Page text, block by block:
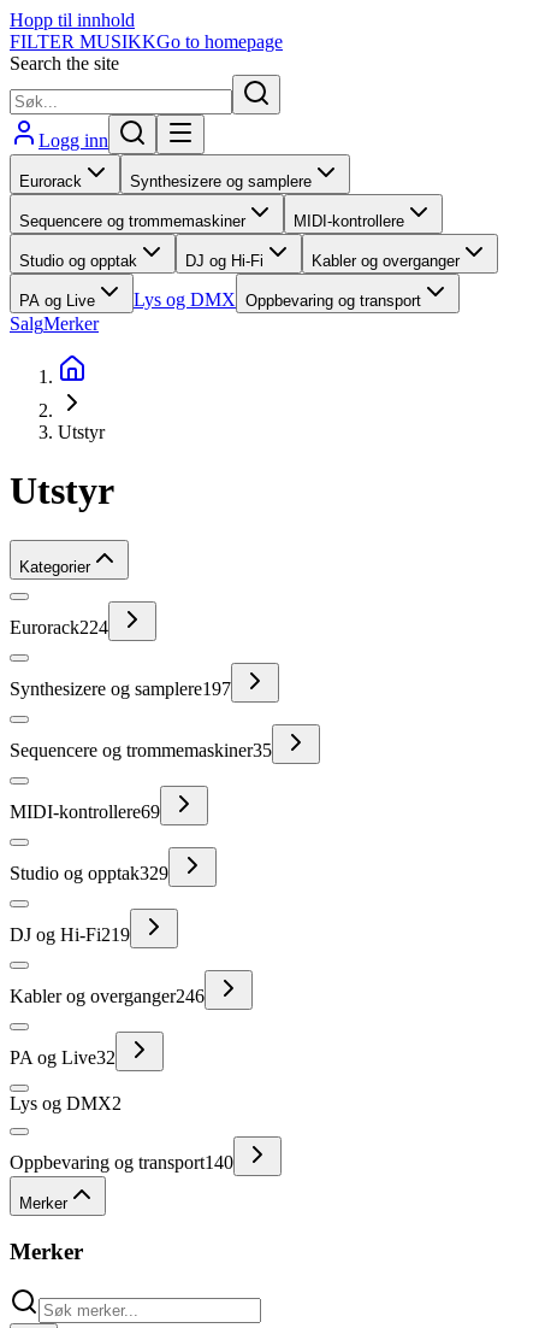
Hopp til innhold
FILTER MUSIKKGo to homepage
Search the site
Logg inn
Eurorack Synthesizere og samplere
Sequencere og trommemaskiner MIDI-kontrollere
Studio og opptak DJ og Hi-Fi Kabler og overganger
PA og Live Lys og DMX Oppbevaring og transport
SalgMerker
Utstyr
Utstyr
Kategorier
Eurorack224
Synthesizere og samplere197
Sequencere og trommemaskiner35
MIDI-kontrollere69
Studio og opptak329
DJ og Hi-Fi219
Kabler og overganger246
PA og Live32
Lys og DMX2
Oppbevaring og transport140
Merker
Merker